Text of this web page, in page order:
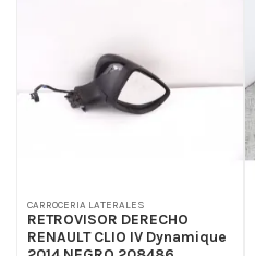
CARROCERIA LATERALES
RETROVISOR DERECHO
RENAULT CLIO IV Dynamique